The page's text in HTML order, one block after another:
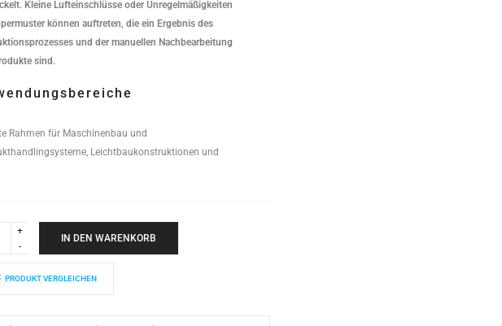
Kleine Lufteinschlüsse oder Unregelmäßigkeiten
können auftreten, die ein Ergebnis des
und der manuellen Nachbearbeitung
sind.
Rahmen für Maschinenbau und
Leichtbaukonstruktionen und
IN DEN WARENKORB
PRODUKT VERGLEICHEN